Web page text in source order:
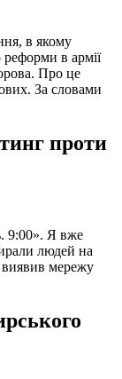
в якому
реформи в армії
Про це
За словами
проти
9:00». Я вже
людей на
виявив мережу